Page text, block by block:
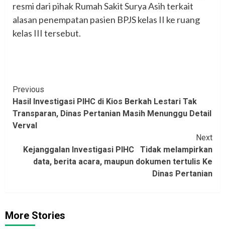
resmi dari pihak Rumah Sakit Surya Asih terkait
alasan penempatan pasien BPJS kelas II ke ruang
kelas III tersebut.
Continue
Reading
Previous
Hasil Investigasi PIHC di Kios Berkah Lestari Tak
Transparan, Dinas Pertanian Masih Menunggu Detail
Verval
Next
Kejanggalan Investigasi PIHC Tidak melampirkan
data, berita acara, maupun dokumen tertulis Ke
Dinas Pertanian‎
More Stories